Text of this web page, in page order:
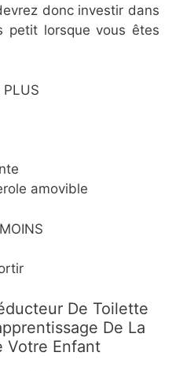
donc investir dans
petit lorsque vous êtes
PLUS
amovible
De Toilette
De La
Votre Enfant